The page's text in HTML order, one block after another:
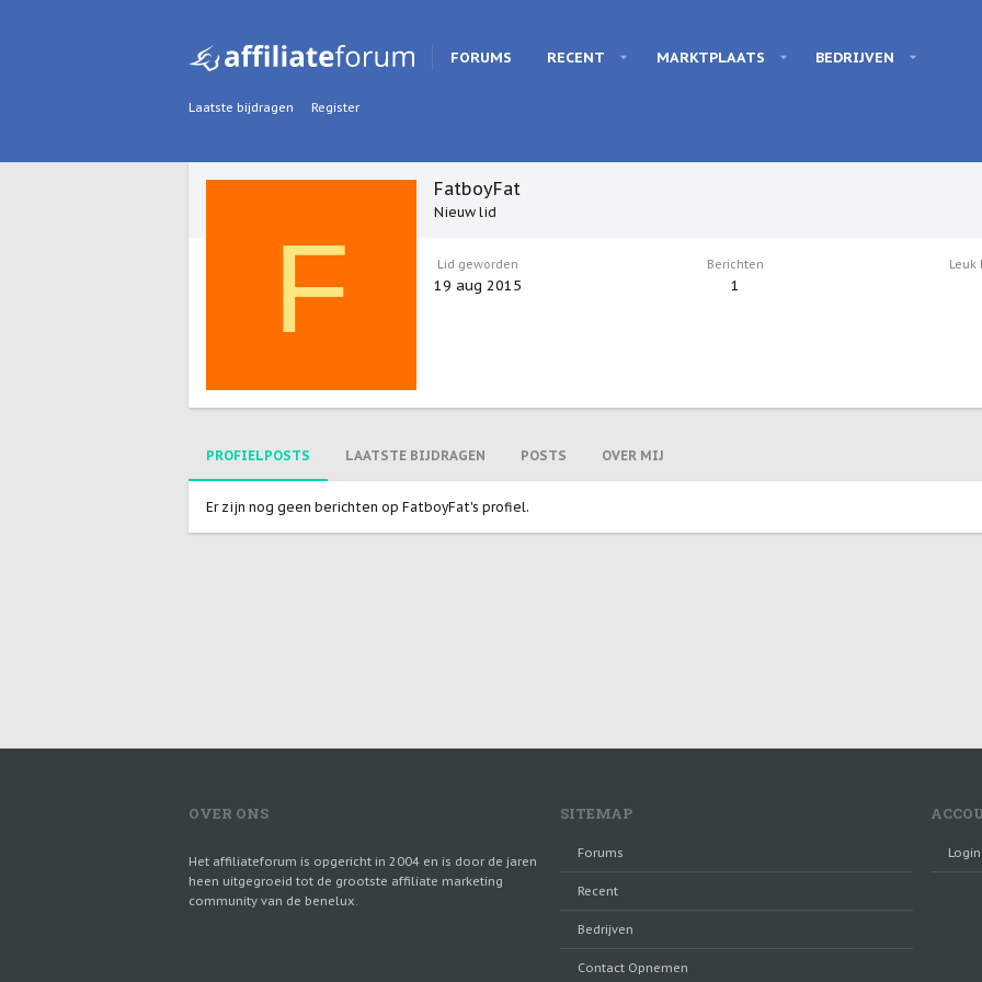
FORUMS RECENT MARKTPLAATS BEDRIJVEN
Laatste bijdragen Register
F
FatboyFat
Nieuw lid
Lid geworden
19 aug 2015
Berichten
1
Leuk
PROFIELPOSTS LAATSTE BIJDRAGEN POSTS OVER MIJ
Er zijn nog geen berichten op FatboyFat's profiel.
OVER ONS
Het affiliateforum is opgericht in 2004 en is door de jaren
heen uitgegroeid tot de grootste affiliate marketing
community van de benelux.
SITEMAP
Forums
Recent
Bedrijven
Contact Opnemen
Login